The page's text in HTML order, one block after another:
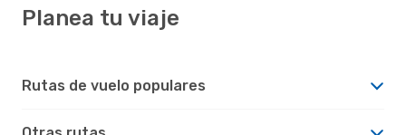
Planea tu viaje
Rutas de vuelo populares